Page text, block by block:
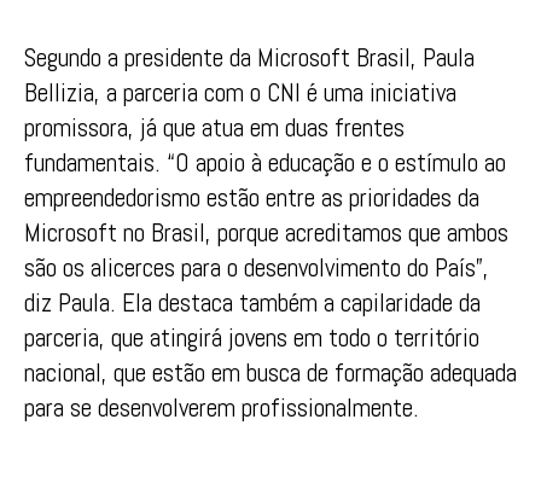
Segundo a presidente da Microsoft Brasil, Paula
Bellizia, a parceria com o CNI é uma iniciativa
promissora, já que atua em duas frentes
fundamentais. “O apoio à educação e o estímulo ao
empreendedorismo estão entre as prioridades da
Microsoft no Brasil, porque acreditamos que ambos
são os alicerces para o desenvolvimento do País”,
diz Paula. Ela destaca também a capilaridade da
parceria, que atingirá jovens em todo o território
nacional, que estão em busca de formação adequada
para se desenvolverem profissionalmente.